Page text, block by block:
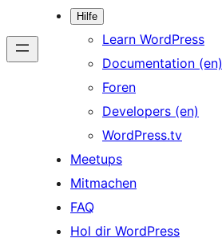
Hilfe
Learn WordPress
Documentation (en)
Foren
Developers (en)
WordPress.tv
Meetups
Mitmachen
FAQ
Hol dir WordPress